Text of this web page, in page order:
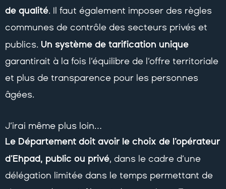
de qualité. Il faut également imposer des règles
communes de contrôle des secteurs privés et
publics. Un système de tarification unique
garantirait à la fois l’équilibre de l’offre territoriale
et plus de transparence pour les personnes
âgées.
J’irai même plus loin…
Le Département doit avoir le choix de l’opérateur
d’Ehpad, public ou privé , dans le cadre d’une
délégation limitée dans le temps permettant de